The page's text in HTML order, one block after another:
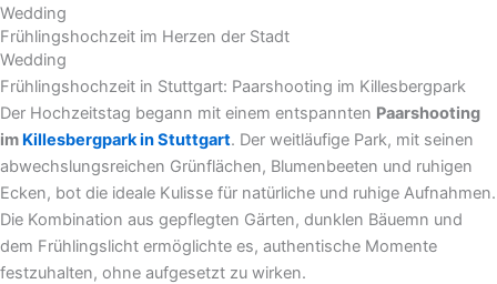
Wedding
Frühlingshochzeit im Herzen der Stadt
Wedding
Frühlingshochzeit in Stuttgart: Paarshooting im Killesbergpark
Der Hochzeitstag begann mit einem entspannten Paarshooting
im Killesbergpark in Stuttgart. Der weitläufige Park, mit seinen
abwechslungsreichen Grünflächen, Blumenbeeten und ruhigen
Ecken, bot die ideale Kulisse für natürliche und ruhige Aufnahmen.
Die Kombination aus gepflegten Gärten, dunklen Bäuemn und
dem Frühlingslicht ermöglichte es, authentische Momente
festzuhalten, ohne aufgesetzt zu wirken.